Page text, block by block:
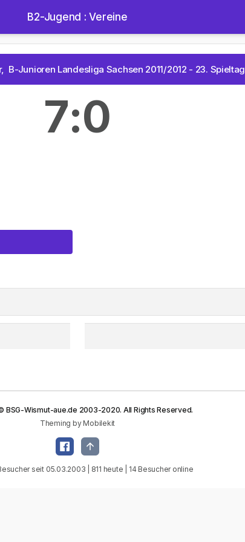
B2-Jugend : Vereine
B-Junioren Landesliga Sachsen 2011/2012 - 23. Spieltag
7:0
BSG-Wismut-aue.de 2003-2020. All Rights Reserved.
Theming by Mobilekit
seit 05.03.2003 | 811 heute | 14 Besucher online